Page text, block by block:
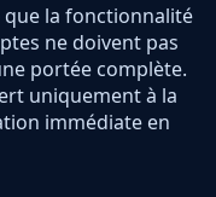
la fonctionnalité
ne doivent pas
portée complète.
uniquement à la
immédiate en